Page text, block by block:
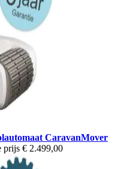
CaravanMover
prijs € 2.499,00